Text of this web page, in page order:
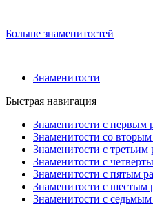
Больше знаменитостей
Знаменитости
Быстрая навигация
Знаменитости с первым
Знаменитости со
Знаменитости с третьим
Знаменитости с
Знаменитости с пятым
Знаменитости с шестым
Знаменитости с